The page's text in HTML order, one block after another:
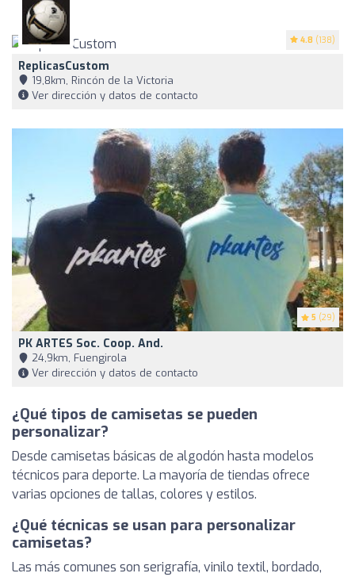
4.8 (138)
ReplicasCustom
19,8km, Rincón de la Victoria
Ver dirección y datos de contacto
5 (29)
PK ARTES Soc. Coop. And.
24,9km, Fuengirola
Ver dirección y datos de contacto
¿Qué tipos de camisetas se pueden
personalizar?
Desde camisetas básicas de algodón hasta modelos
técnicos para deporte. La mayoría de tiendas ofrece
varias opciones de tallas, colores y estilos.
¿Qué técnicas se usan para personalizar
camisetas?
Las más comunes son serigrafía, vinilo textil, bordado,